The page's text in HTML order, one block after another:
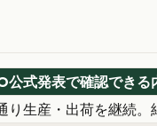
公式発表で確認できる
り生産・出荷を継続